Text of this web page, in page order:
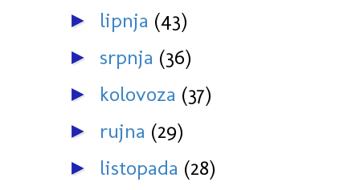
► lipnja (43)
► srpnja (36)
► kolovoza (37)
► rujna (29)
► listopada (28)